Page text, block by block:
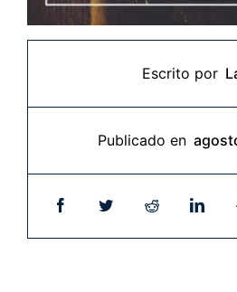
Escrito por
Publicado en